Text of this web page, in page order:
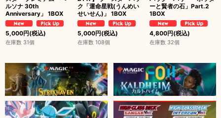
ルソナ 30th
Anniversary」 1BOX
5,000円(税込)
在庫数 31個
ク「運命星戦(うんめい
せいせん)」 1BOX
5,000円(税込)
在庫数 108個
ーと賢者の石」Part.2
1BOX
4,800円(税込)
在庫数 32個